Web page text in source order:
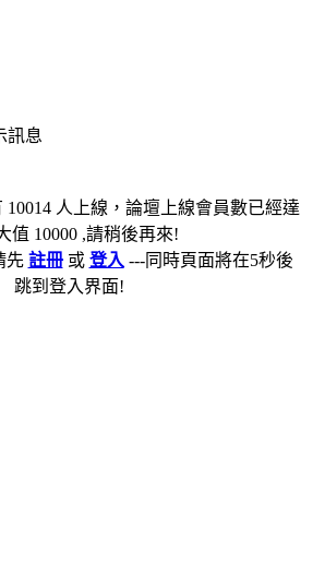
訊息
人上線，論壇上線會員數已經達
值 10000 ,請稍後再來!
先 註冊或 登入 ---同時頁面將在5秒後
跳到登入界面!